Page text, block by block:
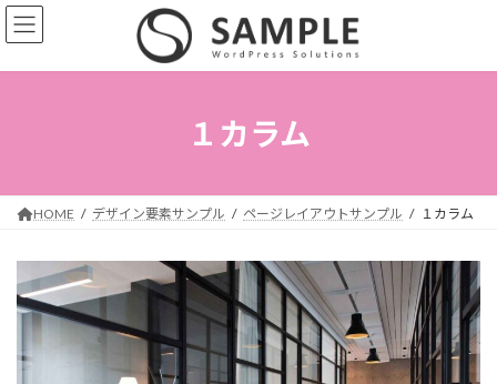
コ
ン
ン
ナ
ビ
ー
１カラム
HOME デザイン要素サンプル ページレイアウトサンプル １カラム